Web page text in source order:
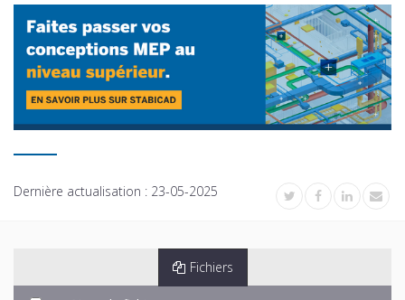
Dernière actualisation : 23-05-2025
Fichiers